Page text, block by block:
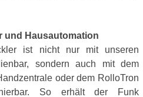
und Hausautomation
ist nicht nur mit unseren
sondern auch mit dem
oder dem RolloTron
So erhält der Funk